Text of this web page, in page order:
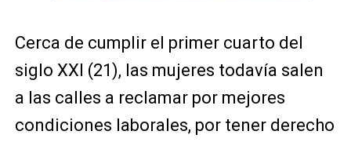
Cerca de cumplir el primer cuarto del
siglo XXI (21), las mujeres todavía salen
a las calles a reclamar por mejores
condiciones laborales, por tener derecho